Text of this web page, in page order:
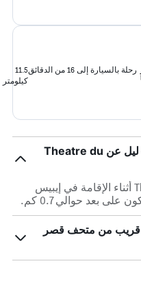
رحلة بالسيارة إلى 16 من الدقائق
11.5
كيلومتر
كم يبعد إيبيس بدجيت ليل جار فيو- ليل عن Theatre du
يمكنك المشي إلى Theatre du Nord أثناء الإقامة في إيبيس
بعد حوالي 0.7 كم.
قريب من متحف قصر